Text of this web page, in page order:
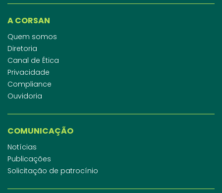
A CORSAN
Quem somos
Diretoria
Canal de Ética
Privacidade
Compliance
Ouvidoria
COMUNICAÇÃO
Notícias
Publicações
Solicitação de patrocínio